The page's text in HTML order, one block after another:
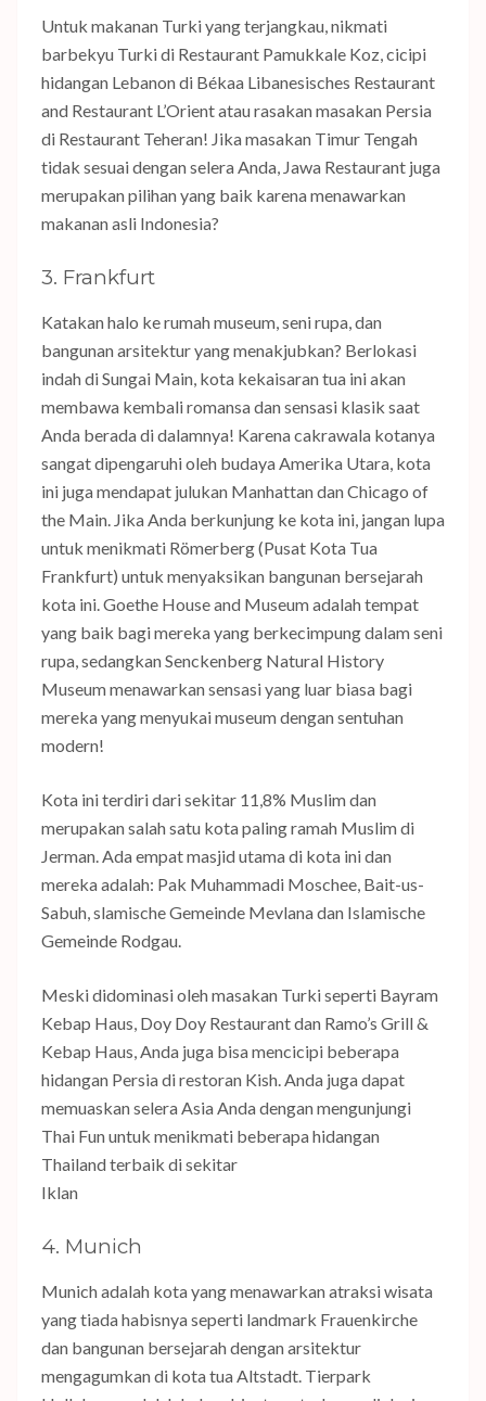
Untuk makanan Turki yang terjangkau, nikmati
barbekyu Turki di Restaurant Pamukkale Koz, cicipi
hidangan Lebanon di Békaa Libanesisches Restaurant
and Restaurant L’Orient atau rasakan masakan Persia
di Restaurant Teheran! Jika masakan Timur Tengah
tidak sesuai dengan selera Anda, Jawa Restaurant juga
merupakan pilihan yang baik karena menawarkan
makanan asli Indonesia?
3. Frankfurt
Katakan halo ke rumah museum, seni rupa, dan
bangunan arsitektur yang menakjubkan? Berlokasi
indah di Sungai Main, kota kekaisaran tua ini akan
membawa kembali romansa dan sensasi klasik saat
Anda berada di dalamnya! Karena cakrawala kotanya
sangat dipengaruhi oleh budaya Amerika Utara, kota
ini juga mendapat julukan Manhattan dan Chicago of
the Main. Jika Anda berkunjung ke kota ini, jangan lupa
untuk menikmati Römerberg (Pusat Kota Tua
Frankfurt) untuk menyaksikan bangunan bersejarah
kota ini. Goethe House and Museum adalah tempat
yang baik bagi mereka yang berkecimpung dalam seni
rupa, sedangkan Senckenberg Natural History
Museum menawarkan sensasi yang luar biasa bagi
mereka yang menyukai museum dengan sentuhan
modern!
Kota ini terdiri dari sekitar 11,8% Muslim dan
merupakan salah satu kota paling ramah Muslim di
Jerman. Ada empat masjid utama di kota ini dan
mereka adalah: Pak Muhammadi Moschee, Bait-us-
Sabuh, slamische Gemeinde Mevlana dan Islamische
Gemeinde Rodgau.
Meski didominasi oleh masakan Turki seperti Bayram
Kebap Haus, Doy Doy Restaurant dan Ramo’s Grill &
Kebap Haus, Anda juga bisa mencicipi beberapa
hidangan Persia di restoran Kish. Anda juga dapat
memuaskan selera Asia Anda dengan mengunjungi
Thai Fun untuk menikmati beberapa hidangan
Thailand terbaik di sekitar
Iklan
4. Munich
Munich adalah kota yang menawarkan atraksi wisata
yang tiada habisnya seperti landmark Frauenkirche
dan bangunan bersejarah dengan arsitektur
mengagumkan di kota tua Altstadt. Tierpark